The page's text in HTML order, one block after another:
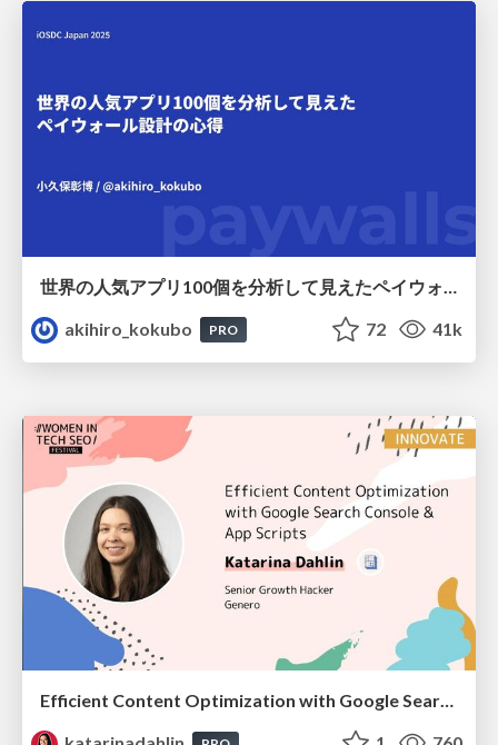
akihiro_kokubo
PRO 72 41k
Efficient Content Optimization with Google Search Console & Apps Script